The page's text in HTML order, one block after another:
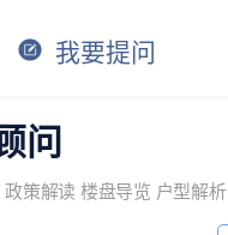
我要提问
问
策解读 楼盘导览 户型解析